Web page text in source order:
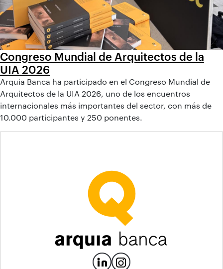
Congreso Mundial de Arquitectos de la
UIA 2026
Arquia Banca ha participado en el Congreso Mundial de
Arquitectos de la UIA 2026, uno de los encuentros
internacionales más importantes del sector, con más de
10.000 participantes y 250 ponentes.